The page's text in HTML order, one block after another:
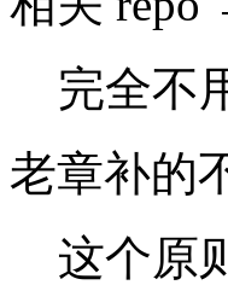
完全不
老章补的
这个原